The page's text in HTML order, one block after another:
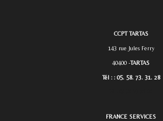
CCPT TARTAS
143 rue Jules Ferry
40400 -TARTAS
Tél : : 05. 58. 73. 31. 28
FRANCE SERVICES